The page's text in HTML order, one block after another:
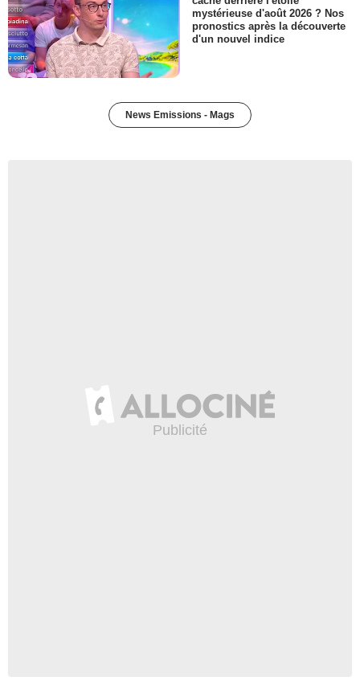
mystérieuse d'août 2026 ? Nos
pronostics après la découverte
d'un nouvel indice
News Emissions - Mags